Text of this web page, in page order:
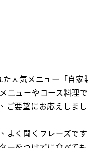
人気メニュー「自
ニューやコース料理
ご要望にお応えしまし
よく聞くフレーズで